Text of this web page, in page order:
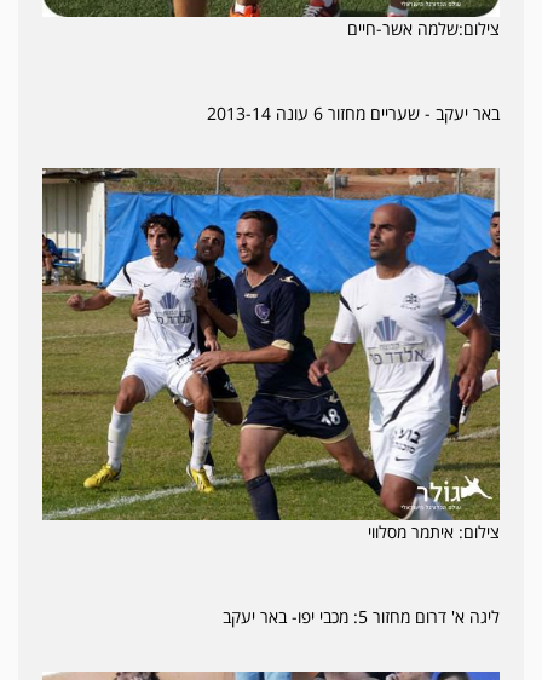
צילום:שלמה אשר-חיים
באר יעקב - שעריים מחזור 6 עונה 2013-14
צילום: איתמר מסלווי
ליגה א' דרום מחזור 5: מכבי יפו- באר יעקב